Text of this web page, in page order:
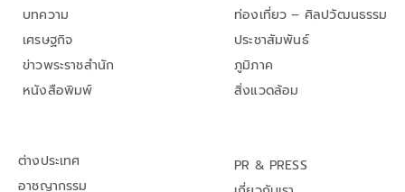
บทความ
เศรษฐกิจ
ข่าวพระราชสำนัก
หนังสือพิมพ์
ท่องเที่ยว – ศิลปวัฒนธรรม
ประชาสัมพันธ์
ภูมิภาค
สิ่งแวดล้อม
ต่างประเทศ
อาชญากรรม
PR & PRESS